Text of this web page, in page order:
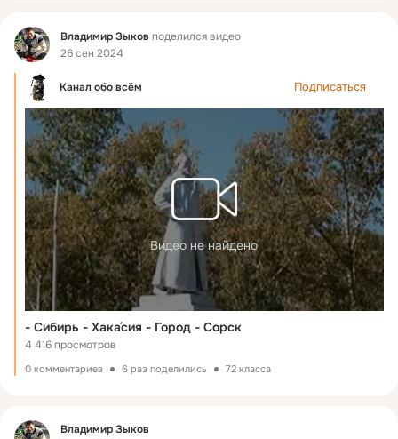
Фид Владимир Зыков поделился видео
26 сен 2024
Канал обо всём Подписаться
Видео не найдено
- Сибирь - Хака́сия - Город - Сорск
4 416 просмотров
0 комментариев 6 раз поделились 72 класса
Фид
Владимир Зыков